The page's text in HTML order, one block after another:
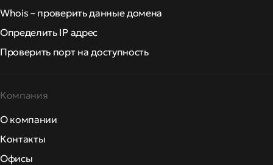
Whois – проверить данные домена
Определить IP адрес
Проверить порт на доступность
Компания
О компании
Контакты
Офисы